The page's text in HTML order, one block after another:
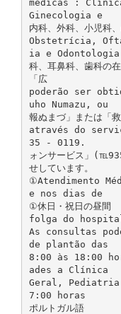
médicas :
Ginecologia e
内科、外科、小児科
Obstetrícia,
ia e
科、耳鼻科、歯科の在
「広
poderão ser
uho Numazu, ou
報ぬまづ」または「
através do
35 - 0119.
ォンサービス」
せしています。
①Atendimento
e nos dias de
①休日・祝日の昼間
folga do
As consultas
de plantão das
8:00 às 18:00
ades a Clínica
Geral,
7:00 horas
ポルトガル語